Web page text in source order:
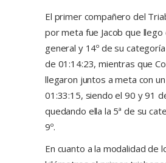
El primer compañero del
por meta fue Jacob que llego
general y 14º de su
de 01:14:23, mientras que
llegaron juntos a meta con
01:33:15, siendo el 90 y 91
quedando ella la 5ª de su
9º.
En cuanto a la modalidad de